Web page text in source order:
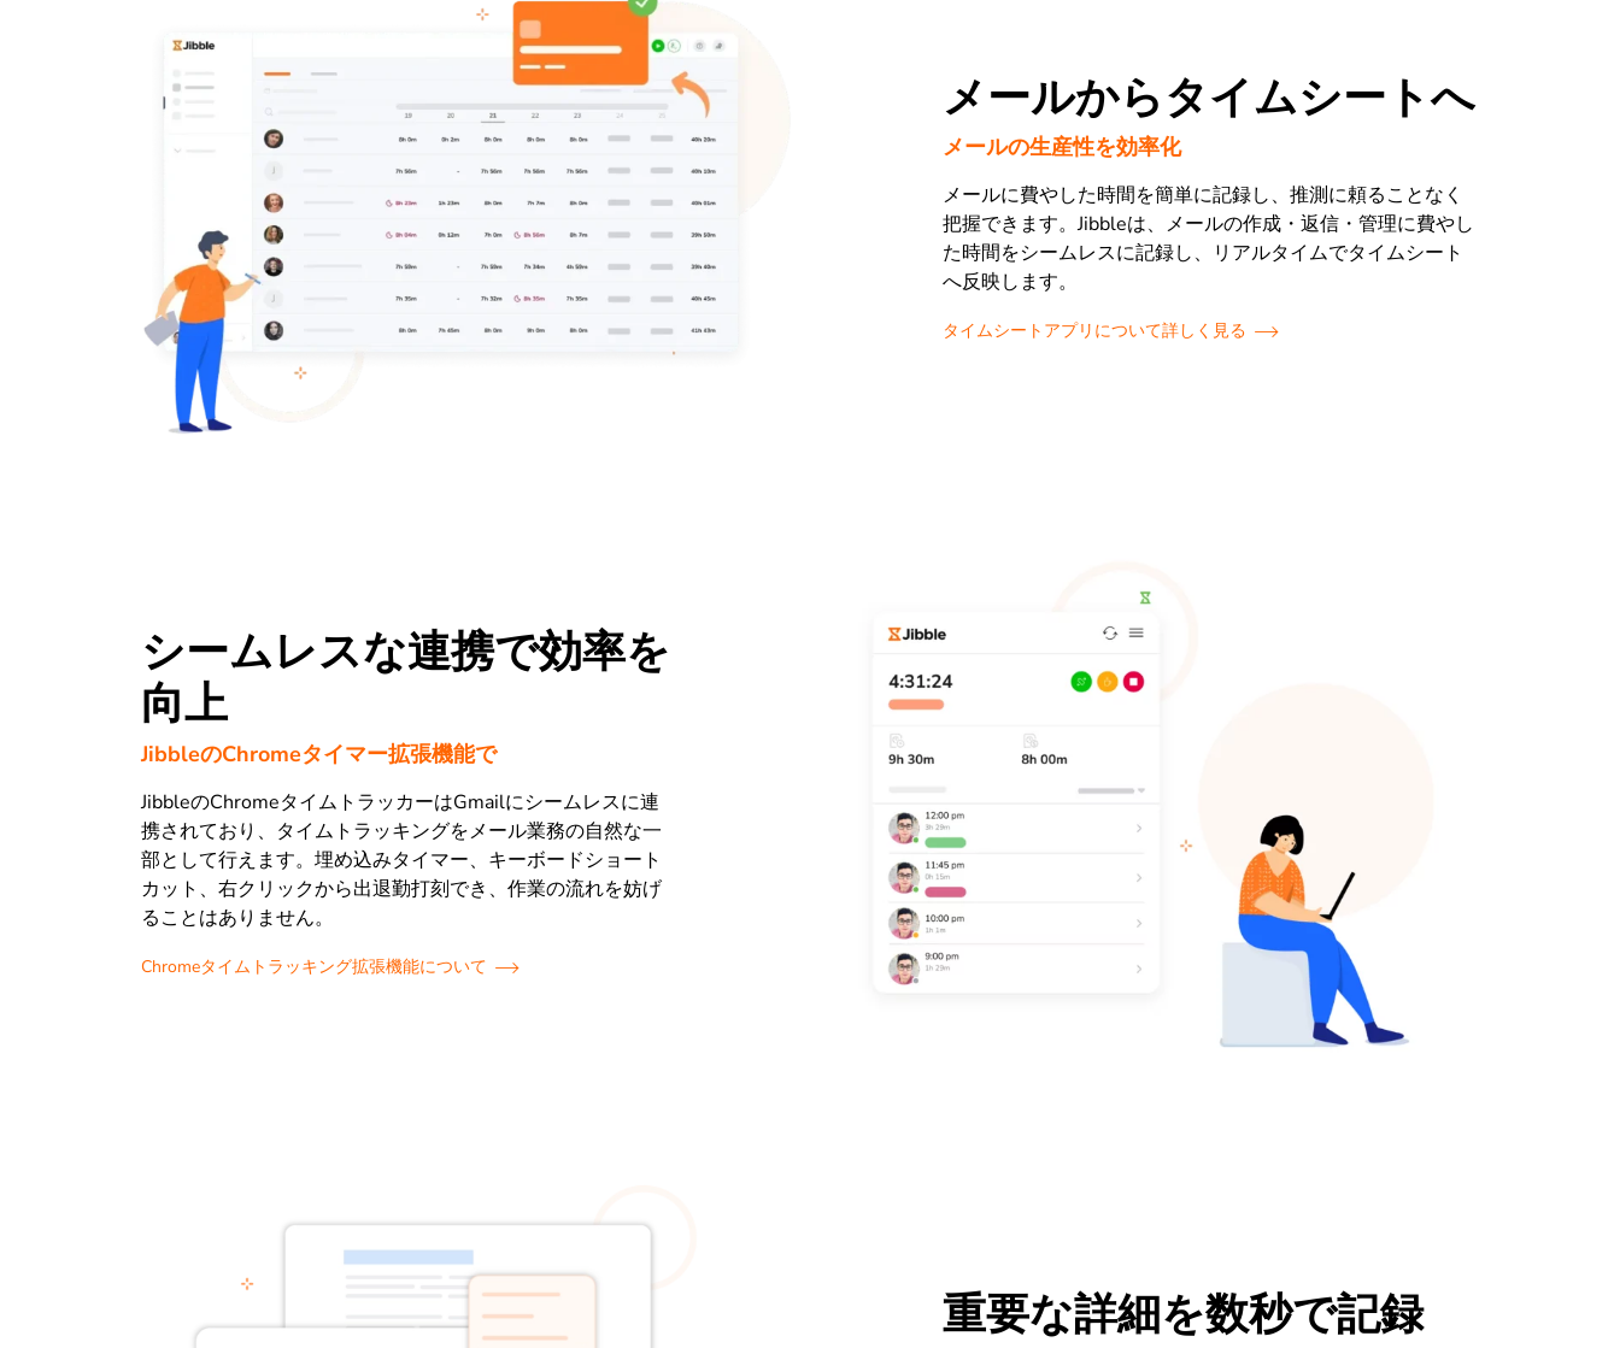
メールからタイムシートへ
メールの生産性を効率化
メールに費やした時間を簡単に記録し、推測に頼ることなく
把握できます。Jibbleは、メールの作成・返信・管理に費やし
た時間をシームレスに記録し、リアルタイムでタイムシート
へ反映します。
タイムシートアプリについて詳しく見る
シームレスな連携で効率を
向上
JibbleのChromeタイマー拡張機能で
JibbleのChromeタイムトラッカーはGmailにシームレスに連
携されており、タイムトラッキングをメール業務の自然な一
部として行えます。埋め込みタイマー、キーボードショート
カット、右クリックから出退勤打刻でき、作業の流れを妨げ
ることはありません。
Chromeタイムトラッキング拡張機能について
重要な詳細を数秒で記録